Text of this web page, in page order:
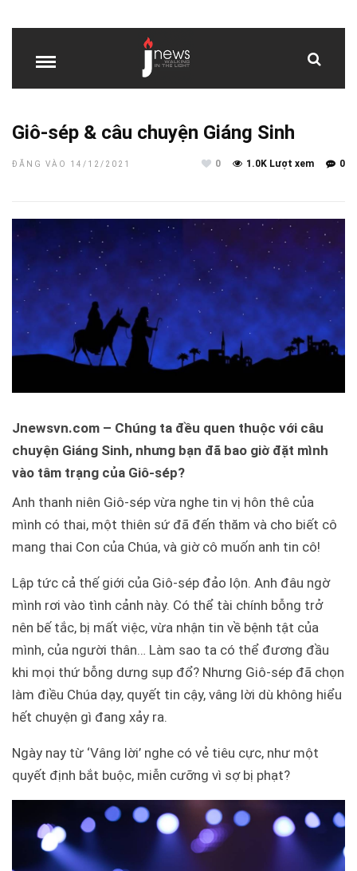
Giô-sép & câu chuyện Giáng Sinh
ĐĂNG VÀO 14/12/2021 0
1.0K Lượt xem
0
Jnewsvn.com – Chúng ta đều quen thuộc với câu
chuyện Giáng Sinh, nhưng bạn đã bao giờ đặt mình
vào tâm trạng của Giô-sép?
Anh thanh niên Giô-sép vừa nghe tin vị hôn thê của
mình có thai, một thiên sứ đã đến thăm và cho biết cô
mang thai Con của Chúa, và giờ cô muốn anh tin cô!
Lập tức cả thế giới của Giô-sép đảo lộn. Anh đâu ngờ
mình rơi vào tình cảnh này. Có thể tài chính bỗng trở
nên bế tắc, bị mất việc, vừa nhận tin về bệnh tật của
mình, của người thân… Làm sao ta có thể đương đầu
khi mọi thứ bỗng dưng sụp đổ? Nhưng Giô-sép đã chọn
làm điều Chúa dạy, quyết tin cậy, vâng lời dù không hiểu
hết chuyện gì đang xảy ra.
Ngày nay từ ‘Vâng lời’ nghe có vẻ tiêu cực, như một
quyết định bắt buộc, miễn cưỡng vì sợ bị phạt?